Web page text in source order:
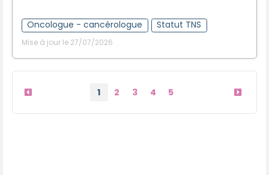
Oncologue - cancérologue Statut TNS
Mise à jour le 27/07/2026
1 2 3 4 5